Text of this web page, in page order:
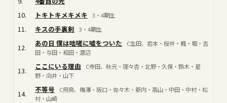
10.
トキトキメキメキ 3・4期生
11. キスの手裏剣 3・4期生
12. あの日 僕は咄嗟に嘘をついた
C生田、岩本・桜井・楓・堀・吉
田・与田・和田・渡辺
13. ここにいる理由
C寺田、秋元・理々杏・北野・久保・鈴木・星
野・向井・山下
14. 不等号
C飛鳥、梅澤・阪口・佐々木・新内・高山・中田・中村・松
村・山崎